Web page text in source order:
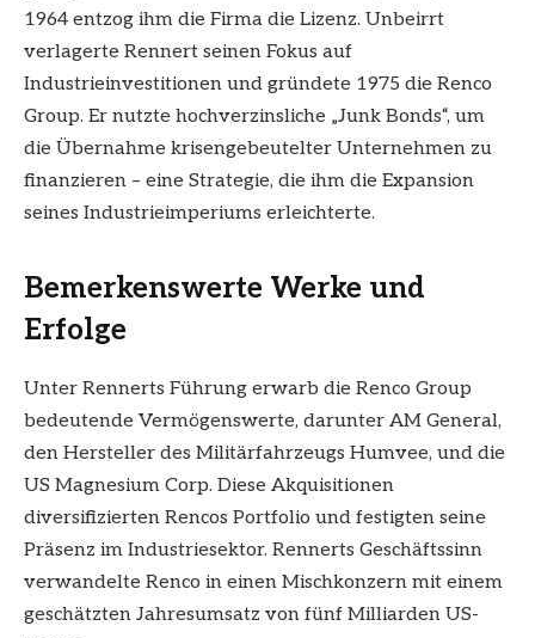
1964 entzog ihm die Firma die Lizenz. Unbeirrt
verlagerte Rennert seinen Fokus auf
Industrieinvestitionen und gründete 1975 die Renco
Group. Er nutzte hochverzinsliche „Junk Bonds“, um
die Übernahme krisengebeutelter Unternehmen zu
finanzieren – eine Strategie, die ihm die Expansion
seines Industrieimperiums erleichterte.
Bemerkenswerte Werke und
Erfolge
Unter Rennerts Führung erwarb die Renco Group
bedeutende Vermögenswerte, darunter AM General,
den Hersteller des Militärfahrzeugs Humvee, und die
US Magnesium Corp. Diese Akquisitionen
diversifizierten Rencos Portfolio und festigten seine
Präsenz im Industriesektor. Rennerts Geschäftssinn
verwandelte Renco in einen Mischkonzern mit einem
geschätzten Jahresumsatz von fünf Milliarden US-